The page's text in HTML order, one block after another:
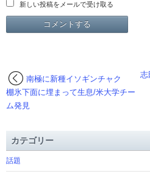
新しい投稿をメールで受け取る
志
南極に新種イソギンチャク
棚氷下面に埋まって生息/米大学チー
ム発見
カテゴリー
話題